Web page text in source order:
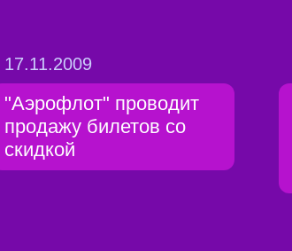
17.11.2009
"Аэрофлот" проводит
продажу билетов со
скидкой